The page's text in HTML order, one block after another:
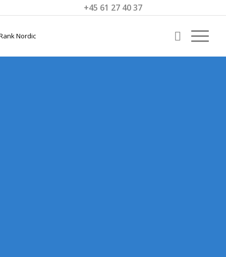
+45 61 27 40 37